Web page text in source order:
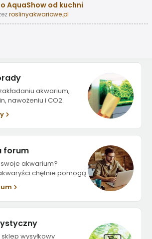
AquaShow od kuchni
roslinyakwariowe.pl
akwarium,
nawożeniu i CO2.
forum
akwarium?
chętnie pomogą.
wysyłkowy